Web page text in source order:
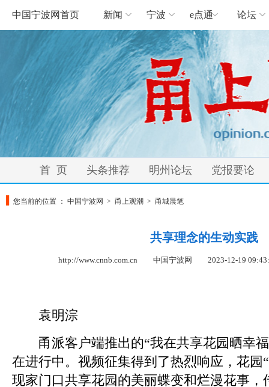
中国宁波网首页 新闻 宁波 e点通 论坛
首 页 头条推荐 明州论坛 党报要论
您当前的位置 ： 中国宁波网 > 甬上观潮 > 甬城晨笔
共享理念的生动实践
http://www.cnnb.com.cn 中国宁波网 2023-12-19
袁明淙
甬派客户端推出的“我在共享花园晒幸福
在进行中。视频征集得到了热烈响应，花园
现家门口共享花园的美丽蝶变和烂漫花事，